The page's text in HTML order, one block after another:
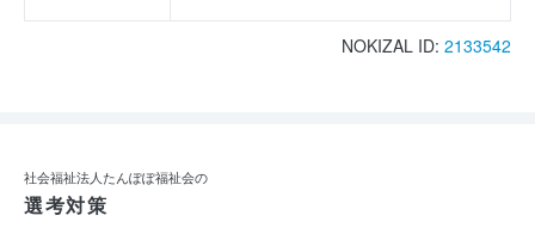
NOKIZAL ID: 2133542
社会福祉法人たんぽぽ福祉会の
選考対策